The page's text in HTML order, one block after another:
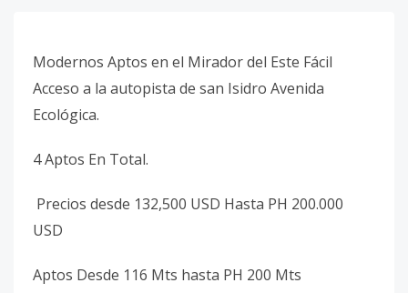
Modernos Aptos en el Mirador del Este Fácil
Acceso a la autopista de san Isidro Avenida
Ecológica.
4 Aptos En Total.
Precios desde 132,500 USD Hasta PH 200.000
USD
Aptos Desde 116 Mts hasta PH 200 Mts